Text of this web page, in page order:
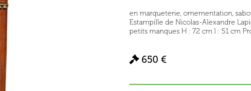
en marqueterie, ornementation,
Estampille de Nicolas-Alexandre
petits manques H : 72 cm l : 51 cm
650 €